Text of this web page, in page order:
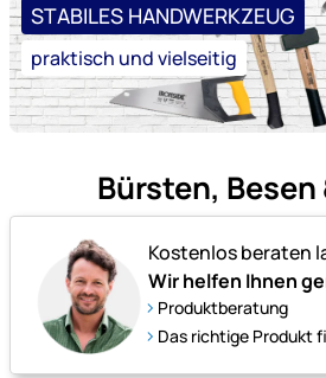
STABILES HANDWERKZEUG
praktisch und vielseitig
Bürsten, Besen
Kostenlos beraten
Wir helfen Ihnen
Produktberatung
Das richtige Produkt